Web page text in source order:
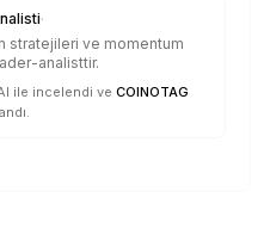
·
stratejileri ve momentum
analisttir.
ile incelendi ve COINOTAG